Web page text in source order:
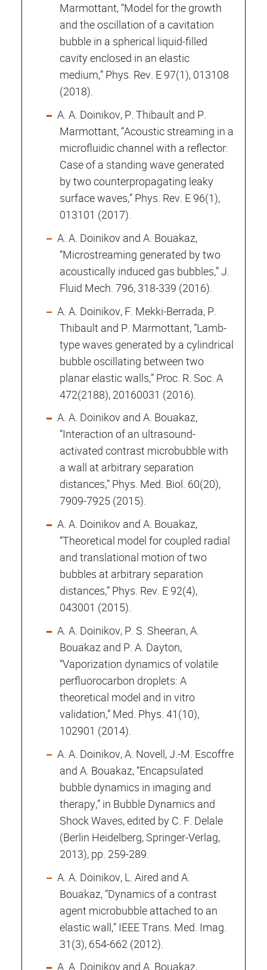
Marmottant, “Model for the growth
and the oscillation of a cavitation
bubble in a spherical liquid-filled
cavity enclosed in an elastic
medium,” Phys. Rev. E 97(1), 013108
(2018).
A. A. Doinikov, P. Thibault and P.
Marmottant, “Acoustic streaming in a
microfluidic channel with a reflector:
Case of a standing wave generated
by two counterpropagating leaky
surface waves,” Phys. Rev. E 96(1),
013101 (2017).
A. A. Doinikov and A. Bouakaz,
“Microstreaming generated by two
acoustically induced gas bubbles,” J.
Fluid Mech. 796, 318-339 (2016).
A. A. Doinikov, F. Mekki-Berrada, P.
Thibault and P. Marmottant, “Lamb-
type waves generated by a cylindrical
bubble oscillating between two
planar elastic walls,” Proc. R. Soc. A
472(2188), 20160031 (2016).
A. A. Doinikov and A. Bouakaz,
“Interaction of an ultrasound-
activated contrast microbubble with
a wall at arbitrary separation
distances,” Phys. Med. Biol. 60(20),
7909-7925 (2015).
A. A. Doinikov and A. Bouakaz,
“Theoretical model for coupled radial
and translational motion of two
bubbles at arbitrary separation
distances,” Phys. Rev. E 92(4),
043001 (2015).
A. A. Doinikov, P. S. Sheeran, A.
Bouakaz and P. A. Dayton,
“Vaporization dynamics of volatile
perfluorocarbon droplets: A
theoretical model and in vitro
validation,” Med. Phys. 41(10),
102901 (2014).
A. A. Doinikov, A. Novell, J.-M. Escoffre
and A. Bouakaz, “Encapsulated
bubble dynamics in imaging and
therapy,” in Bubble Dynamics and
Shock Waves, edited by C. F. Delale
(Berlin Heidelberg, Springer-Verlag,
2013), pp. 259-289.
A. A. Doinikov, L. Aired and A.
Bouakaz, “Dynamics of a contrast
agent microbubble attached to an
elastic wall,” IEEE Trans. Med. Imag.
31(3), 654-662 (2012).
A. A. Doinikov and A. Bouakaz,